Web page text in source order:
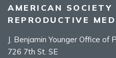
AMERICAN SOCIETY
REPRODUCTIVE
J. Benjamin Younger Office of
726 7th St. SE